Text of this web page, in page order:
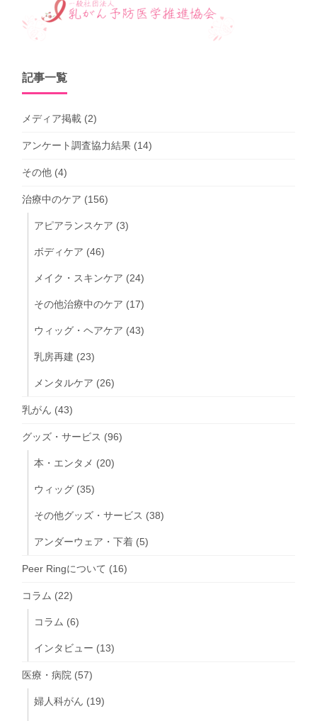
記事一覧
メディア掲載 (2)
アンケート調査協力結果 (14)
その他 (4)
治療中のケア (156)
アピアランスケア (3)
ボディケア (46)
メイク・スキンケア (24)
その他治療中のケア (17)
ウィッグ・ヘアケア (43)
乳房再建 (23)
メンタルケア (26)
乳がん (43)
グッズ・サービス (96)
本・エンタメ (20)
ウィッグ (35)
その他グッズ・サービス (38)
アンダーウェア・下着 (5)
Peer Ringについて (16)
コラム (22)
コラム (6)
インタビュー (13)
医療・病院 (57)
婦人科がん (19)